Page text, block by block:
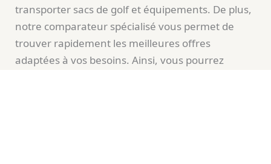
transporter sacs de golf et équipements. De plus,
notre comparateur spécialisé vous permet de
trouver rapidement les meilleures offres
adaptées à vos besoins. Ainsi, vous pourrez